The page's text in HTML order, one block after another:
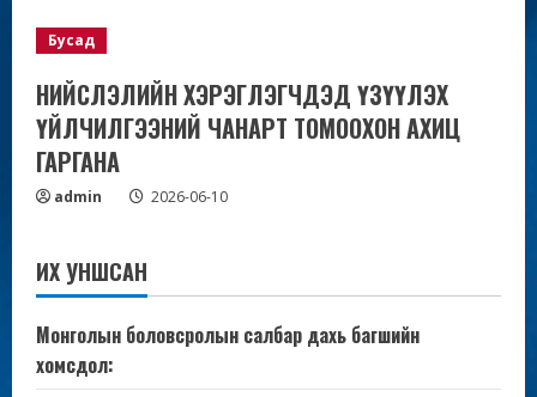
Бусад
НИЙСЛЭЛИЙН ХЭРЭГЛЭГЧДЭД ҮЗҮҮЛЭХ
ҮЙЛЧИЛГЭЭНИЙ ЧАНАРТ ТОМООХОН АХИЦ
ГАРГАНА
admin 2026-06-10
ИХ УНШСАН
Монголын боловсролын салбар дахь багшийн
хомсдол: